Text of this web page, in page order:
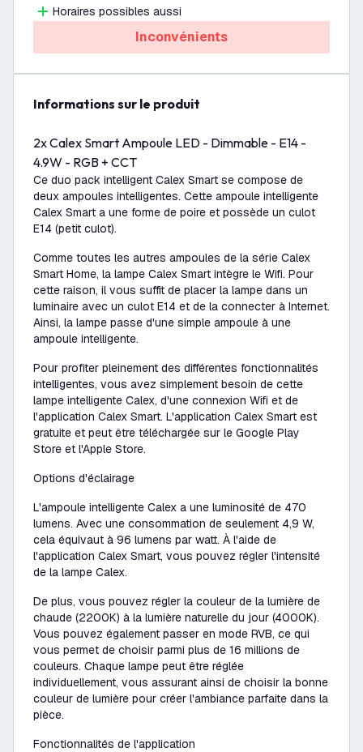
Horaires possibles aussi
Inconvénients
Informations sur le produit
2x Calex Smart Ampoule LED - Dimmable - E14 -
4.9W - RGB + CCT
Ce duo pack intelligent Calex Smart se compose de
deux ampoules intelligentes. Cette ampoule intelligente
Calex Smart a une forme de poire et possède un culot
E14 (petit culot).
Comme toutes les autres ampoules de la série Calex
Smart Home, la lampe Calex Smart intègre le Wifi. Pour
cette raison, il vous suffit de placer la lampe dans un
luminaire avec un culot E14 et de la connecter à Internet.
Ainsi, la lampe passe d'une simple ampoule à une
ampoule intelligente.
Pour profiter pleinement des différentes fonctionnalités
intelligentes, vous avez simplement besoin de cette
lampe intelligente Calex, d'une connexion Wifi et de
l'application Calex Smart. L'application Calex Smart est
gratuite et peut être téléchargée sur le Google Play
Store et l'Apple Store.
Options d'éclairage
L'ampoule intelligente Calex a une luminosité de 470
lumens. Avec une consommation de seulement 4,9 W,
cela équivaut à 96 lumens par watt. À l'aide de
l'application Calex Smart, vous pouvez régler l'intensité
de la lampe Calex.
De plus, vous pouvez régler la couleur de la lumière de
chaude (2200K) à la lumière naturelle du jour (4000K).
Vous pouvez également passer en mode RVB, ce qui
vous permet de choisir parmi plus de 16 millions de
couleurs. Chaque lampe peut être réglée
individuellement, vous assurant ainsi de choisir la bonne
couleur de lumière pour créer l'ambiance parfaite dans la
pièce.
Fonctionnalités de l'application